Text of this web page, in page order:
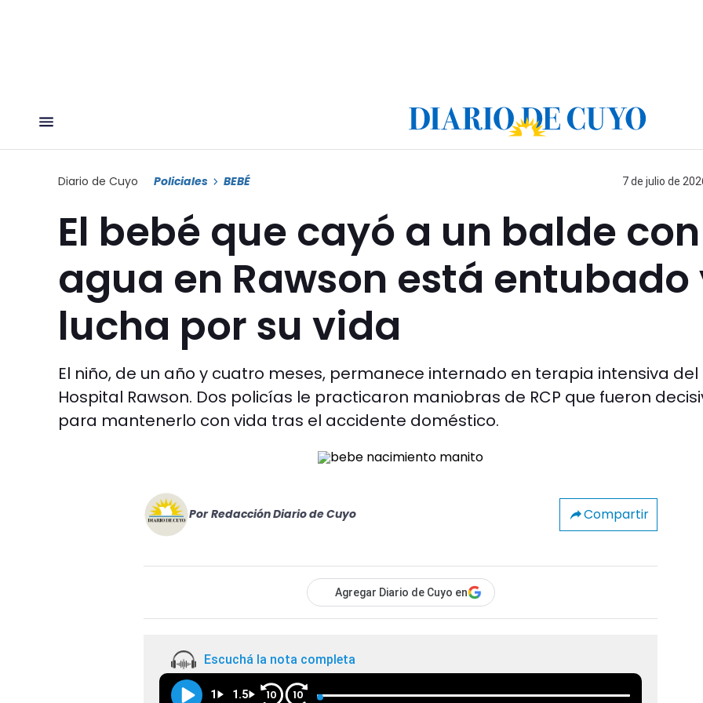
Diario de Cuyo Policiales BEBÉ 7 de julio de
El bebé que cayó a un balde con
agua en Rawson está entubado
lucha por su vida
El niño, de un año y cuatro meses, permanece internado en terapia intensiva del
Hospital Rawson. Dos policías le practicaron maniobras de RCP que fueron
para mantenerlo con vida tras el accidente doméstico.
Por Redacción Diario de Cuyo Compartir
Agregar Diario de Cuyo en
Escuchá la nota completa
1 1.5 10 10